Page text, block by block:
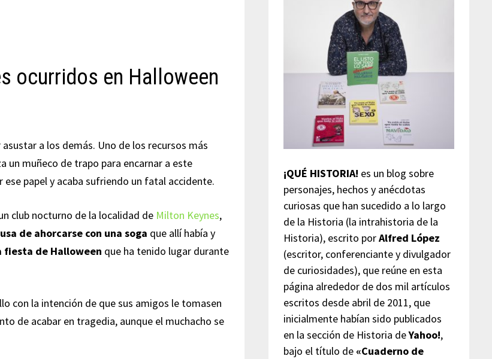
ocurridos en Halloween
a los demás. Uno de los recursos más
un muñeco de trapo para encarnar a este
papel y acaba sufriendo un fatal accidente.
club nocturno de la localidad de Milton Keynes,
de ahorcarse con una soga que allí había y
fiesta de Halloween que ha tenido lugar durante
con la intención de que sus amigos le tomasen
de acabar en tragedia, aunque el muchacho se
¡QUÉ HISTORIA! es un blog sobre
personajes, hechos y anécdotas
curiosas que han sucedido a lo largo
de la Historia (la intrahistoria de la
Historia), escrito porAlfred López
(escritor, conferenciante y divulgador
de curiosidades), que reúne en esta
página alrededor de dos mil artículos
escritos desde abril de 2011, que
inicialmente habían sido publicados
en la sección de Historia deYahoo!,
bajo el título de «Cuaderno de